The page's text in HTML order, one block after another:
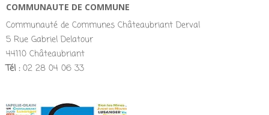
COMMUNAUTE DE COMMUNE
Communauté de Communes Châteaubriant Derval
5 Rue Gabriel Delatour
44110 Châteaubriant
Tél :02 28 04 06 33